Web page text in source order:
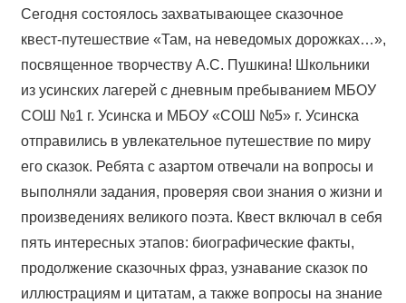
Сегодня состоялось захватывающее сказочное
квест-путешествие «Там, на неведомых дорожках…»,
посвященное творчеству А.С. Пушкина! Школьники
из усинских лагерей с дневным пребыванием МБОУ
СОШ №1 г. Усинска и МБОУ «СОШ №5» г. Усинска
отправились в увлекательное путешествие по миру
его сказок. Ребята с азартом отвечали на вопросы и
выполняли задания, проверяя свои знания о жизни и
произведениях великого поэта. Квест включал в себя
пять интересных этапов: биографические факты,
продолжение сказочных фраз, узнавание сказок по
иллюстрациям и цитатам, а также вопросы на знание